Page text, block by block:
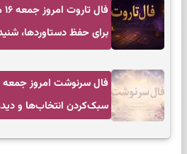
برای حفظ دستاوردها،
سبک‌کردن انتخاب‌ها و